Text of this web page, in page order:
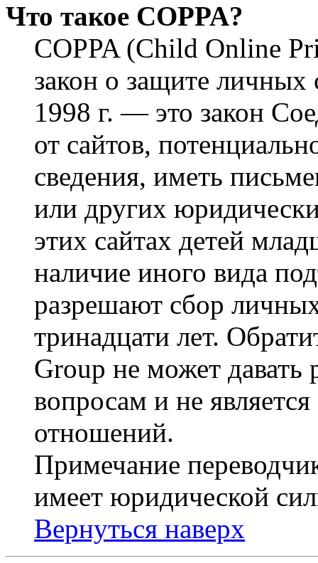
Что такое COPPA?
COPPA (Child Online
закон о защите личных
1998 г. — это закон
от сайтов,
сведения, иметь
или других
этих сайтах детей
наличие иного вида
разрешают сбор
тринадцати лет.
Group не может
вопросам и не
отношений.
Примечание
имеет юридической
Вернуться наверх